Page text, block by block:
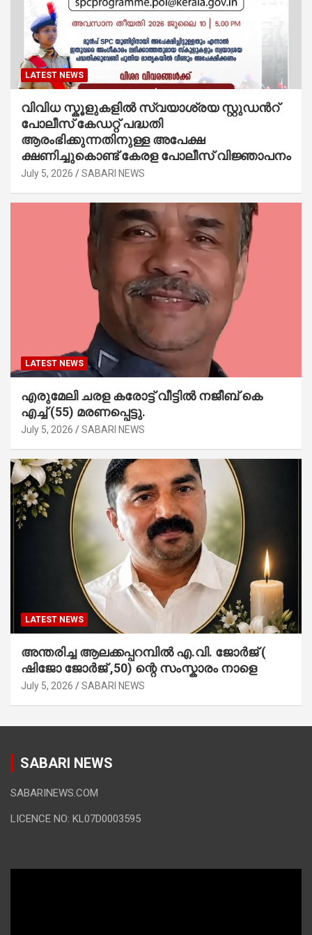
LATEST NEWS
വിവിധ സ്കൂളുകളില്‍ സ്വയാശ്രയ സ്റ്റുഡന്‍റ്
പോലീസ് കേഡറ്റ് പദ്ധതി
ആരംഭിക്കുന്നതിനുള്ള അപേക്ഷ
ക്ഷണിച്ചുകൊണ്ട് കേരള പോലീസ് വിജ്ഞാപനം
July 5, 2026 SABARI NEWS
LATEST NEWS
എരുമേലി ചരള കരോട്ട് വീട്ടിൽ നജീബ് കെ
എച്ച് (55) മരണപ്പെട്ടു.
July 5, 2026 SABARI NEWS
LATEST NEWS
അന്തരിച്ച ആ​ല​ക്ക​പ്പ​റമ്പിൽ​ എ.​വി. ജോ​ർ​ജ് (
ഷിജോ ജോർജ് ,50) ന്റെ സംസ്കാരം നാളെ
July 5, 2026 SABARI NEWS
SABARI NEWS
SABARINEWS.COM
LICENCE NO: KL07D0003595